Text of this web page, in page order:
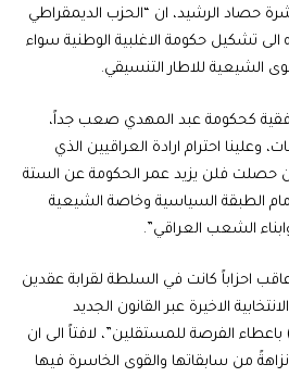
حصاد الرشيد، ان “الحزب الديمقراطي
الى تشكيل حكومة الاغلبية الوطنية سواء
الشيعية للاطار التنسيقي.
كحكومة عبد المهدي صعب جداً،
احترام ارادة العراقيين الذي
حصلت فلن يزيد عمر الحكومة عن الستة
الطبقة السياسية وخاصة الشيعية
الشعب العراقي”.
احزاباً كانت في السلطة لقرابة عقدين
الاخيرة عبر القانون الجديد
باعطاء الفرصة للمستقلين”، لافتاً الى ان
نزاهةً من سابقاتها والقوى الخاسرة فيها